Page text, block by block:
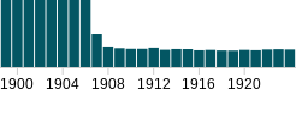
1900 1904 1908 1912 1916 1920